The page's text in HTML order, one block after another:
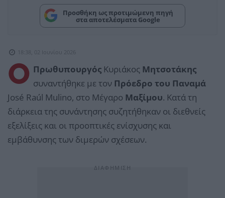
Προσθήκη ως προτιμώμενη πηγή
στα αποτελέσματα Google
18:38, 02 Ιουνίου 2026
Ο Πρωθυπουργός Κυριάκος Μητσοτάκης
συναντήθηκε με τον Πρόεδρο του Παναμά
José Raúl Mulino, στο Μέγαρο Μαξίμου. Κατά τη
διάρκεια της συνάντησης συζητήθηκαν οι διεθνείς
εξελίξεις και οι προοπτικές ενίσχυσης και
εμβάθυνσης των διμερών σχέσεων.